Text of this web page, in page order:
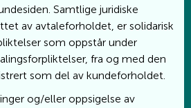
Samtlige juridiske
av avtaleforholdet, er solidarisk
som oppstår under
fra og med den
som del av kundeforholdet.
og/eller oppsigelse av